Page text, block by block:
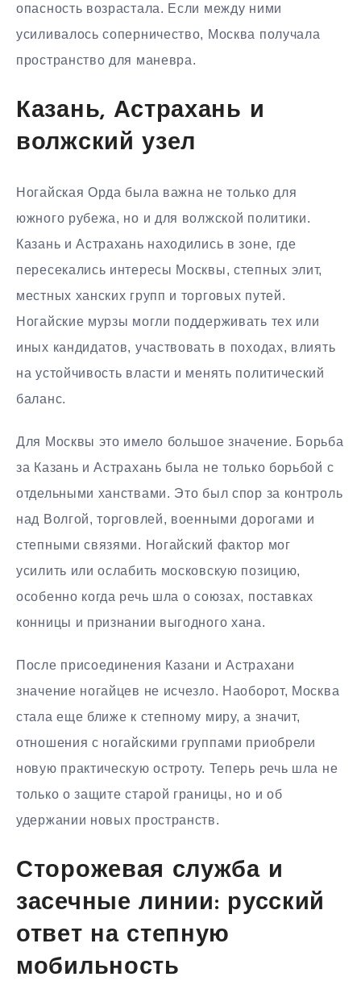
опасность возрастала. Если между ними
усиливалось соперничество, Москва получала
пространство для маневра.
Казань, Астрахань и
волжский узел
Ногайская Орда была важна не только для
южного рубежа, но и для волжской политики.
Казань и Астрахань находились в зоне, где
пересекались интересы Москвы, степных элит,
местных ханских групп и торговых путей.
Ногайские мурзы могли поддерживать тех или
иных кандидатов, участвовать в походах, влиять
на устойчивость власти и менять политический
баланс.
Для Москвы это имело большое значение. Борьба
за Казань и Астрахань была не только борьбой с
отдельными ханствами. Это был спор за контроль
над Волгой, торговлей, военными дорогами и
степными связями. Ногайский фактор мог
усилить или ослабить московскую позицию,
особенно когда речь шла о союзах, поставках
конницы и признании выгодного хана.
После присоединения Казани и Астрахани
значение ногайцев не исчезло. Наоборот, Москва
стала еще ближе к степному миру, а значит,
отношения с ногайскими группами приобрели
новую практическую остроту. Теперь речь шла не
только о защите старой границы, но и об
удержании новых пространств.
Сторожевая служба и
засечные линии: русский
ответ на степную
мобильность